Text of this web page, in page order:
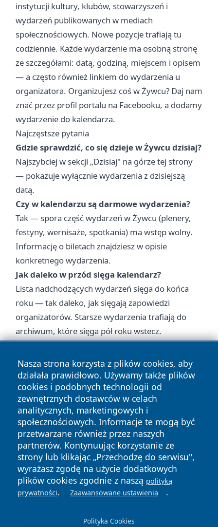
instytucji kultury, klubów, stowarzyszeń i
wydarzeń publikowanych w mediach
społecznościowych. Nowe pozycje trafiają tu
codziennie. Każde wydarzenie ma osobną stronę
ze szczegółami: datą, godziną, miejscem i opisem
— a często również linkiem do wydarzenia u
organizatora. Organizujesz coś w Żywcu? Daj nam
znać przez profil portalu na Facebooku, a dodamy
wydarzenie do kalendarza.
Najczęstsze pytania
Gdzie sprawdzić, co się dzieje w Żywcu dzisiaj?
Najszybciej w sekcji „Dzisiaj" na górze tej strony
— pokazuje wyłącznie wydarzenia z dzisiejszą
datą.
Czy w kalendarzu są darmowe wydarzenia?
Tak — spora część wydarzeń w Żywcu (plenery,
festyny, wernisaże, spotkania) ma wstęp wolny.
Informację o biletach znajdziesz w opisie
konkretnego wydarzenia.
Jak daleko w przód sięga kalendarz?
Lista nadchodzących wydarzeń sięga do końca
roku — tak daleko, jak sięgają zapowiedzi
organizatorów. Starsze wydarzenia trafiają do
archiwum, które sięga pół roku wstecz.
Nasza strona korzysta z plików cookies, aby
działała prawidłowo. Używamy także plików
cookies i podobnych technologii od
zewnętrznych dostawców w celach
analitycznych, marketingowych i
społecznościowych. Informacje te mogą być
przetwarzane również przez naszych
partnerów. Kontynuując korzystanie ze
strony lub klikając „Przechodzę do serwisu",
wyrażasz zgodę na użycie dodatkowych
plików cookies zgodnie z naszą polityką
prywatności. Zaawansowane ustawienia .
Polityka Cookies
Copyright © 2026 zywieconline.pl Wszystkie prawa
zastrzeżone.
News Autorzy
Polityka
Prywatności
Polityka
Cookies